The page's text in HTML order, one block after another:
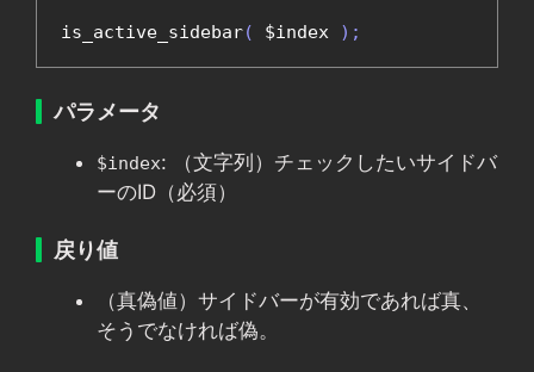
is_active_sidebar( $index );
パラメータ
$index: （文字列）チェックしたいサイドバ
ーのID（必須）
戻り値
（真偽値）サイドバーが有効であれば真、
そうでなければ偽。